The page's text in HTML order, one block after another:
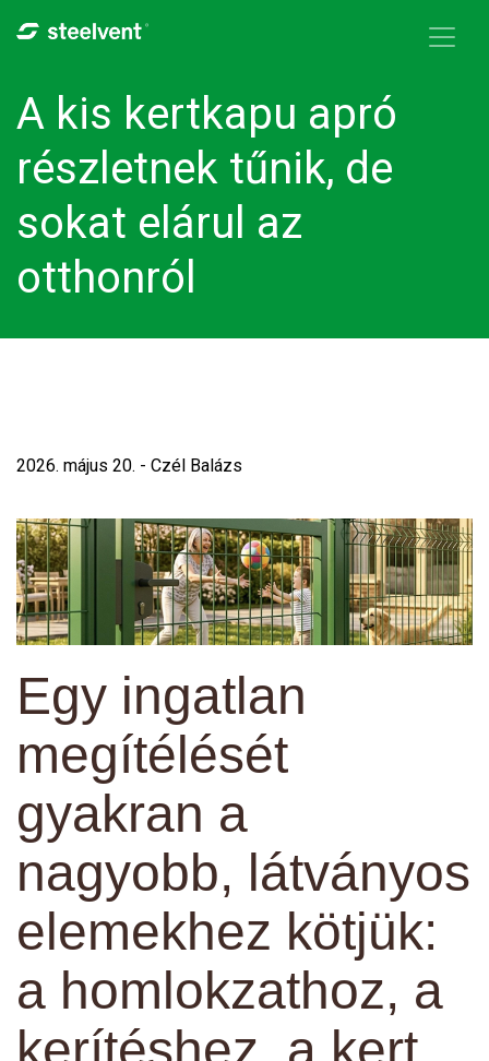
A kis kertkapu apró
részletnek tűnik, de
sokat elárul az
otthonról
2026. május 20. - Czél Balázs
Egy ingatlan
megítélését
gyakran a
nagyobb, látványos
elemekhez kötjük:
a homlokzathoz, a
kerítéshez, a kert